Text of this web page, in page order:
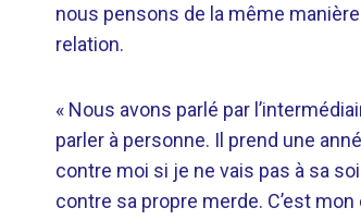
nous pensons de la même
relation.
« Nous avons parlé par
parler à personne. Il prend une
contre moi si je ne vais pas à sa
contre sa propre merde. C’est